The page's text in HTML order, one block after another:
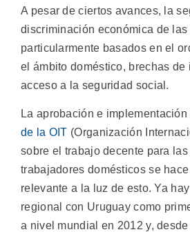
A pesar de ciertos avances, la
discriminación económica de las
particularmente basados en el
el ámbito doméstico, brechas de
acceso a la seguridad social.
La aprobación e implementación
de la OIT (Organización
sobre el trabajo decente para
trabajadores domésticos se
relevante a la luz de esto. Ya
regional con Uruguay como
a nivel mundial en 2012 y,